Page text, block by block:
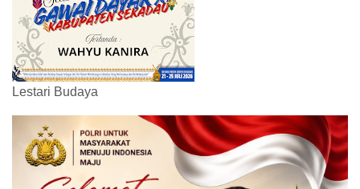
Lestari Budaya